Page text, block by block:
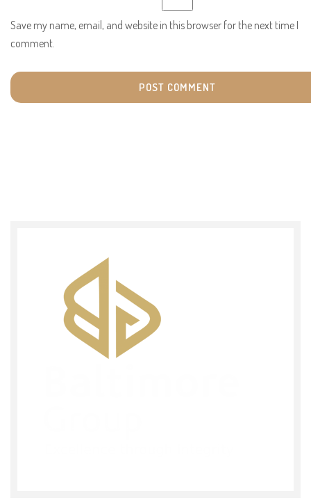
Save my name, email, and website in this browser for the next time I
comment.